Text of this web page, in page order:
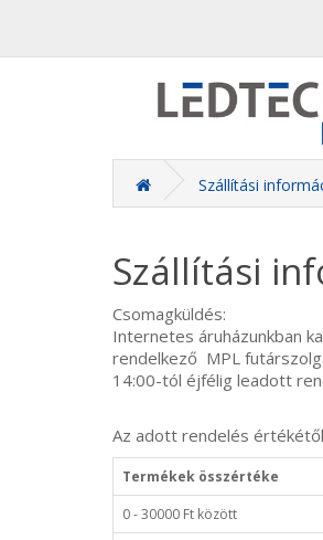
Szállítási
Szállítási
Csomagküldés:
Internetes áruházunkban
rendelkező MPL
14:00-tól éjfélig leadott
Az adott rendelés
Termékek összértéke
0 - 30000 Ft között